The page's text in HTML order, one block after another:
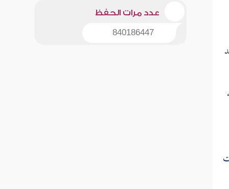
عدد مرات الحفظ
840186447